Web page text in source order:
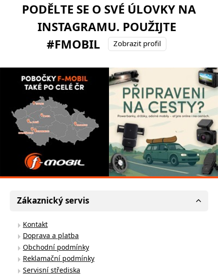
PODĚLTE SE O SVÉ ÚLOVKY NA
INSTAGRAMU. POUŽIJTE
#FMOBIL
Zobrazit profil
Zákaznický servis
Kontakt
Doprava a platba
Obchodní podmínky
Reklamační podmínky
Servisní střediska